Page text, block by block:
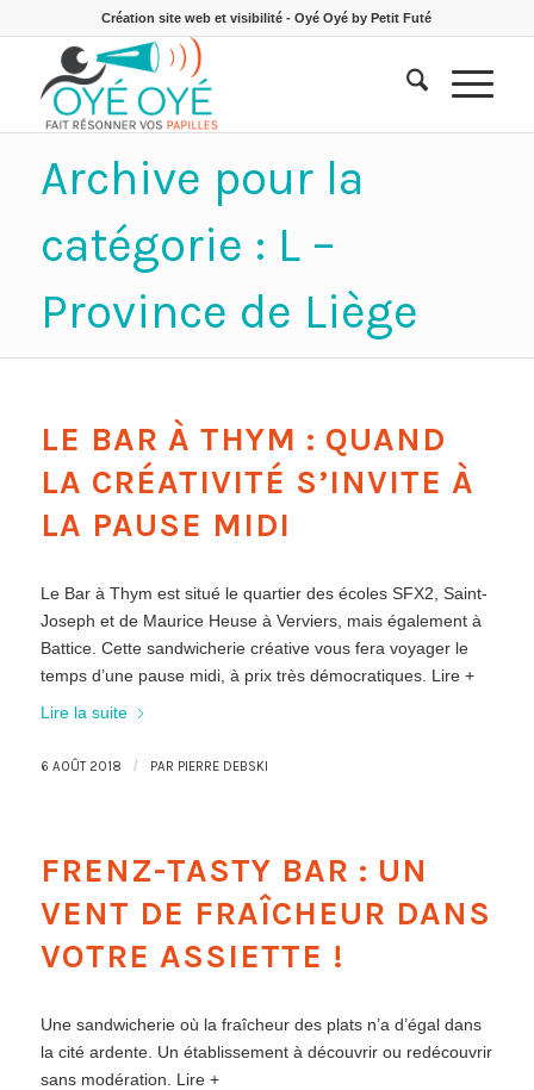
Création site web et visibilité - Oyé Oyé by Petit Futé
Archive pour la
catégorie : L –
Province de Liège
LE BAR À THYM : QUAND
LA CRÉATIVITÉ S’INVITE À
LA PAUSE MIDI
Le Bar à Thym est situé le quartier des écoles SFX2, Saint-
Joseph et de Maurice Heuse à Verviers, mais également à
Battice. Cette sandwicherie créative vous fera voyager le
temps d’une pause midi, à prix très démocratiques. Lire +
Lire la suite
6 AOÛT 2018 / PAR PIERRE DEBSKI
FRENZ-TASTY BAR : UN
VENT DE FRAÎCHEUR DANS
VOTRE ASSIETTE !
Une sandwicherie où la fraîcheur des plats n’a d’égal dans
la cité ardente. Un établissement à découvrir ou redécouvrir
sans modération. Lire +